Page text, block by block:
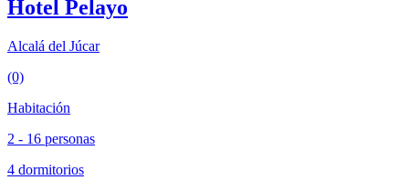
Hotel Pelayo
Alcalá del Júcar
(0)
Habitación
2 - 16 personas
4 dormitorios